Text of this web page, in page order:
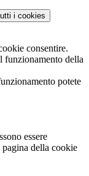
i cookies
consentire.
funzionamento della
potete
essere
della cookie